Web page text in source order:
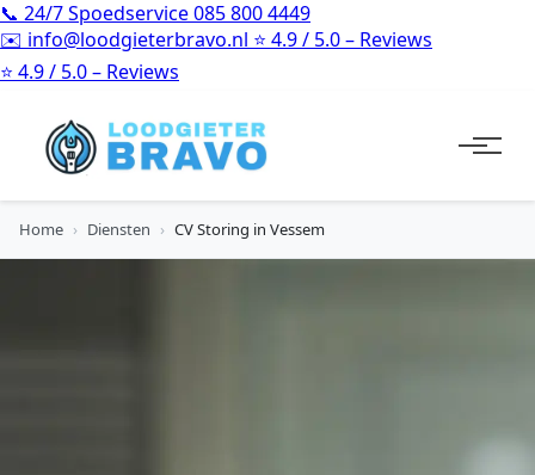
📞 24/7 Spoedservice085 800 4449
✉️ info@loodgieterbravo.nl ⭐ 4.9 / 5.0 – Reviews
⭐ 4.9 / 5.0 – Reviews
Home › Diensten › CV Storing in Vessem